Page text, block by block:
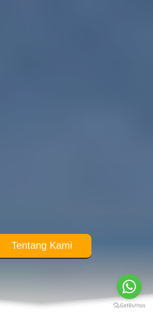
Tentang Kami